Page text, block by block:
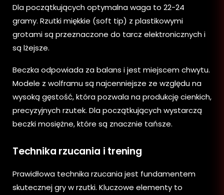
Dla początkujących optymalna waga to 22-24
gramy. Rzutki miękkie (soft tip) z plastikowymi
grotami są przeznaczone do tarcz elektronicznych i
są lżejsze.
Beczka odpowiada za balans i jest miejscem chwytu.
Modele z wolframu są najcenniejsze ze względu na
wysoką gęstość, która pozwala na produkcję cienkich,
precyzyjnych rzutek. Dla początkujących wystarczą
beczki mosiężne, które są znacznie tańsze.
Technika rzucania i trening
Prawidłowa technika rzucania jest fundamentem
skutecznej gry w rzutki. Kluczowe elementy to